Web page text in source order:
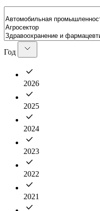
Год
2026
2025
2024
2023
2022
2021